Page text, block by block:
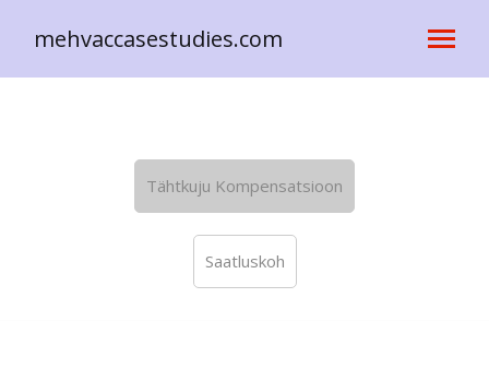
mehvaccasestudies.com
Tähtkuju Kompensatsioon
Saatluskoh